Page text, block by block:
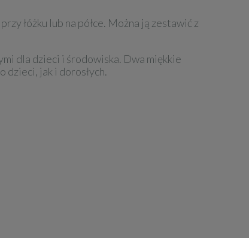
łóżku lub na półce. Można ją zestawić z
dla dzieci i środowiska. Dwa miękkie
jak i dorosłych.